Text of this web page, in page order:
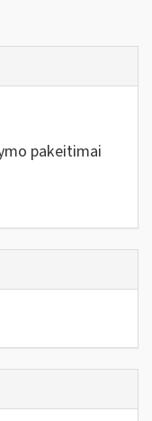
pakeitimai